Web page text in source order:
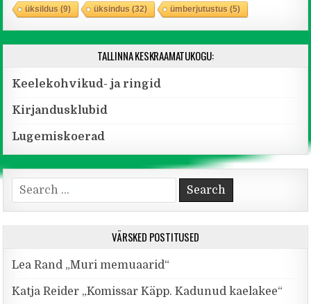
üksildus (9) üksindus (32) ümberjutustus (5)
TALLINNA KESKRAAMATUKOGU:
Keelekohvikud- ja ringid
Kirjandusklubid
Lugemiskoerad
Search for:
VÄRSKED POSTITUSED
Lea Rand „Muri memuaarid“
Katja Reider „Komissar Käpp. Kadunud kaelakee“